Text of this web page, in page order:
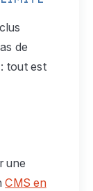
de
tout est
une
CMS en